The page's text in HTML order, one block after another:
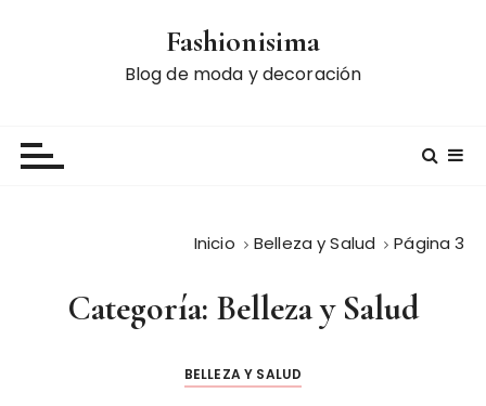
Fashionisima
Blog de moda y decoración
Inicio Belleza y Salud Página 3
Categoría: Belleza y Salud
BELLEZA Y SALUD